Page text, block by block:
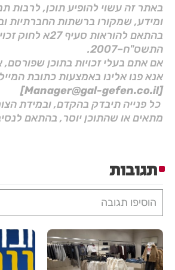
באתר זה עשוי להופיע תוכן, לרבות
ומידע, שמקורו ברשתות החברתיות
בהתאם להוראות סעיף
התשס"ח–2007.
אם אתם בעלי זכויות בתוכן שפורסם,
אנא פנו אלינו באמצעות כתובת המייל
[Manager@gal-gefen.co.il]
כל פנייה תיבדק בהקדם, ובמידת
מתאים או שהתוכן יוסר, בהתאם
תגובות
הוסיפו תגובה